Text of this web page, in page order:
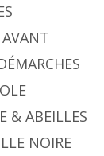
& ABEILLES
NOIRE